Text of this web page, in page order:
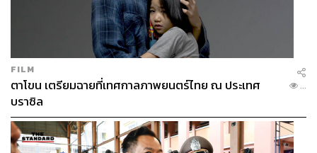
FILM
ตาโขน เตรียมฉายที่เทศกาลภาพยนตร์ไทย ณ ประเทศ
บราซิล
...